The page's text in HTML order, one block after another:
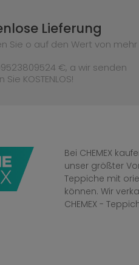
Lieferung
Sie o auf den Wert von mehr
€, a wir senden
KOSTENLOS!
Bei CHEMEX
unser größter
Teppiche mit
können. Wir
CHEMEX -